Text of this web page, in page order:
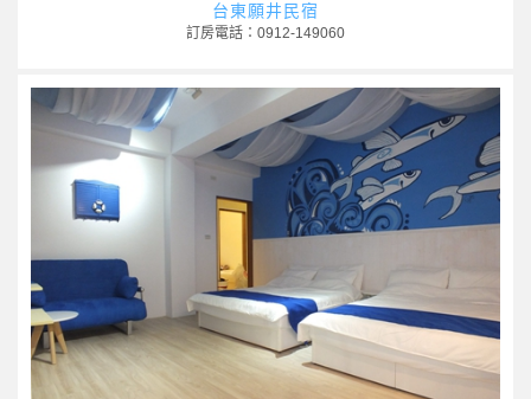
台東願井民宿
訂房電話：0912-149060